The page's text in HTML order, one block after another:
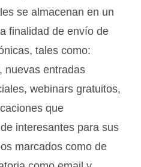
se almacenan en un
finalidad de envío de
tales como:
nuevas entradas
webinars gratuitos,
que
interesantes para sus
marcados como de